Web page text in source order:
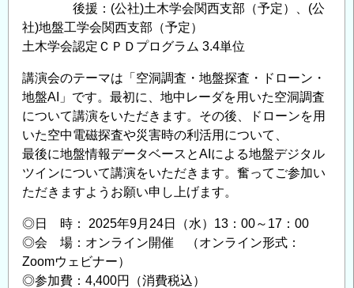
す
る
講
習
会・
研
究
会
2026（AI
の
後援：(公社)土木学会関西支部（予定）、(公
社)地盤工学会関西支部（予定）
土木学会認定ＣＰＤプログラム 3.4単位
講演会のテーマは「空洞調査・地盤探査・ドローン・
地盤AI」です。最初に、地中レーダを用いた空洞調査
について講演をいただきます。その後、ドローンを用
いた空中電磁探査や災害時の利活用について、
最後に地盤情報データベースとAIによる地盤デジタル
ツインについて講演をいただきます。奮ってご参加い
ただきますようお願い申し上げます。
◎日 時： 2025年9月24日（水）13：00～17：00
◎会 場：オンライン開催 （オンライン形式：
Zoomウェビナー）
◎参加費：4,400円（消費税込）